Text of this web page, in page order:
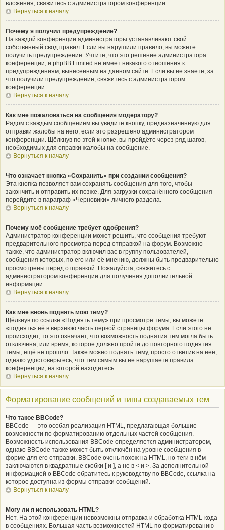
вложения, свяжитесь с администратором конференции.
Вернуться к началу
Почему я получил предупреждение?
На каждой конференции администраторы устанавливают свой
собственный свод правил. Если вы нарушили правило, вы можете
получить предупреждение. Учтите, что это решение администратора
конференции, и phpBB Limited не имеет никакого отношения к
предупреждениям, вынесенным на данном сайте. Если вы не знаете, за
что получили предупреждение, свяжитесь с администратором
конференции.
Вернуться к началу
Как мне пожаловаться на сообщения модератору?
Рядом с каждым сообщением вы увидите кнопку, предназначенную для
отправки жалобы на него, если это разрешено администратором
конференции. Щёлкнув по этой кнопке, вы пройдёте через ряд шагов,
необходимых для оправки жалобы на сообщение.
Вернуться к началу
Что означает кнопка «Сохранить» при создании сообщения?
Эта кнопка позволяет вам сохранять сообщения для того, чтобы
закончить и отправить их позже. Для загрузки сохранённого сообщения
перейдите в параграф «Черновики» личного раздела.
Вернуться к началу
Почему моё сообщение требует одобрения?
Администратор конференции может решить, что сообщения требуют
предварительного просмотра перед отправкой на форум. Возможно
также, что администратор включил вас в группу пользователей,
сообщения которых, по его или её мнению, должны быть предварительно
просмотрены перед отправкой. Пожалуйста, свяжитесь с
администратором конференции для получения дополнительной
информации.
Вернуться к началу
Как мне вновь поднять мою тему?
Щёлкнув по ссылке «Поднять тему» при просмотре темы, вы можете
«поднять» её в верхнюю часть первой страницы форума. Если этого не
происходит, то это означает, что возможность поднятия тем могла быть
отключена, или время, которое должно пройти до повторного поднятия
темы, ещё не прошло. Также можно поднять тему, просто ответив на неё,
однако удостоверьтесь, что тем самым вы не нарушаете правила
конференции, на которой находитесь.
Вернуться к началу
Форматирование сообщений и типы создаваемых тем
Что такое BBCode?
BBCode — это особая реализация HTML, предлагающая большие
возможности по форматированию отдельных частей сообщения.
Возможность использования BBCode определяется администратором,
однако BBCode также может быть отключён на уровне сообщения в
форме для его отправки. BBCode очень похож на HTML, но теги в нём
заключаются в квадратные скобки [ и ], а не в < и >. За дополнительной
информацией о BBCode обратитесь к руководству по BBCode, ссылка на
которое доступна из формы отправки сообщений.
Вернуться к началу
Могу ли я использовать HTML?
Нет. На этой конференции невозможны отправка и обработка HTML-кода
в сообщениях. Большая часть возможностей HTML по форматированию